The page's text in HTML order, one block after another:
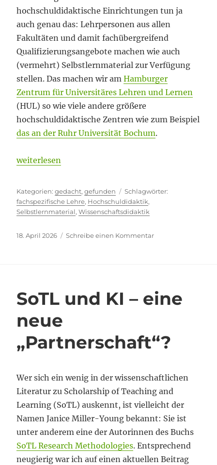
hochschuldidaktische Einrichtungen tun ja
auch genau das: Lehrpersonen aus allen
Fakultäten und damit fachübergreifend
Qualifizierungsangebote machen wie auch
(vermehrt) Selbstlernmaterial zur Verfügung
stellen. Das machen wir amHamburger
Zentrum für Universitäres Lehren und Lernen
(HUL) so wie viele andere größere
hochschuldidaktische Zentren wie zum Beispiel
das an der Ruhr Universität Bochum.
„Oft beschworen, wenig gelebt“
weiterlesen
Kategorien
gedacht,gefunden
fachspezifische Lehre, Hochschuldidaktik,
Selbstlernmaterial,Wissenschaftsdidaktik
Veröffentlicht
18. April 2026 Schreibe einen Kommentarzu
SoTL und KI – eine
neue
„Partnerschaft“?
Wer sich ein wenig in der wissenschaftlichen
Literatur zu Scholarship of Teaching and
Learning (SoTL) auskennt, ist vielleicht der
Namen Janice Miller-Young bekannt: Sie ist
unter anderem eine der Autorinnen des Buchs
SoTL Research Methodologies. Entsprechend
neugierig war ich auf einen aktuellen Beitrag